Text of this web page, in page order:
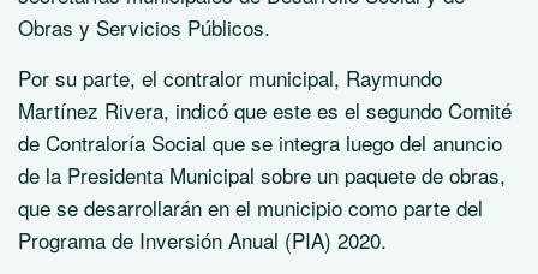
Obras y Servicios Públicos.
Por su parte, el contralor municipal, Raymundo
Martínez Rivera, indicó que este es el segundo Comité
de Contraloría Social que se integra luego del anuncio
de la Presidenta Municipal sobre un paquete de obras,
que se desarrollarán en el municipio como parte del
Programa de Inversión Anual (PIA) 2020.